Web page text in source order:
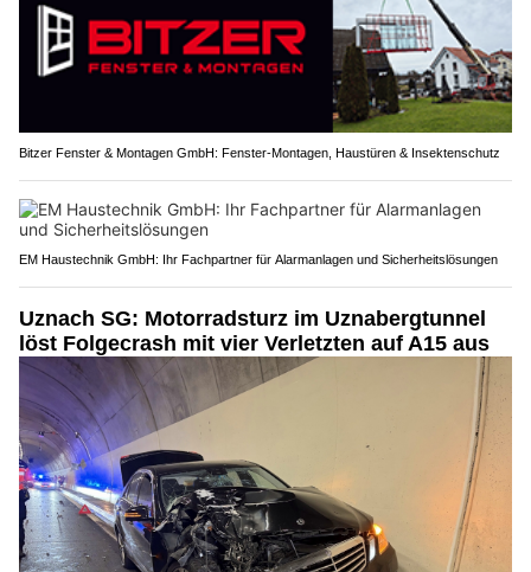
Bitzer Fenster & Montagen GmbH: Fenster-Montagen, Haustüren & Insektenschutz
EM Haustechnik GmbH: Ihr Fachpartner für Alarmanlagen und Sicherheitslösungen
Uznach SG: Motorradsturz im Uznabergtunnel
löst Folgecrash mit vier Verletzten auf A15 aus